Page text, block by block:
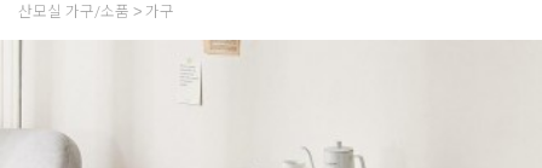
산모실 가구/소품 가구